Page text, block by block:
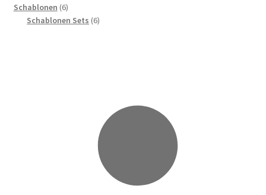
Produkte
Schablonen 66
Produkte
Schablonen Sets 66